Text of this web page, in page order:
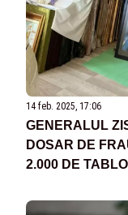
14 feb. 2025, 17:06
GENERALUL
DOSAR DE
2.000 DE